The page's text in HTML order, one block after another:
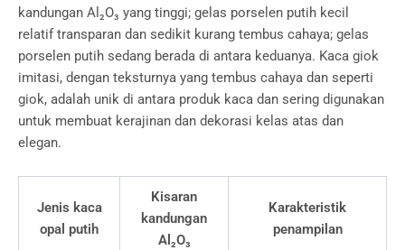
kandungan Al₂O₃ yang tinggi; gelas porselen putih kecil
relatif transparan dan sedikit kurang tembus cahaya; gelas
porselen putih sedang berada di antara keduanya. Kaca giok
imitasi, dengan teksturnya yang tembus cahaya dan seperti
giok, adalah unik di antara produk kaca dan sering digunakan
untuk membuat kerajinan dan dekorasi kelas atas dan
elegan.
Jenis kaca
opal putih
Kisaran
kandungan
Al₂O₃
Karakteristik
penampilan